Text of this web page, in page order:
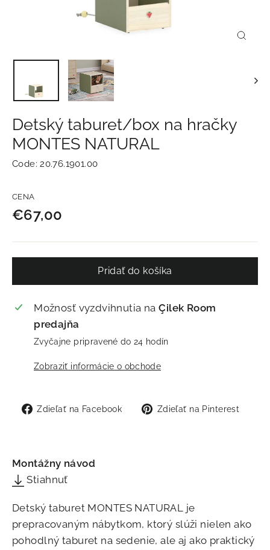
Detský taburet/box na hračky
MONTES NATURAL
Code:20.76.1901.00
Normálna
cena
CENA
€67,00
Pridať do košíka
Možnosť vyzdvihnutia naÇilek Room
predajňa
Zvyčajne pripravené do 24 hodín
Zobraziť informácie o obchode
Zdieľať na Facebook
ZdieľaťZdieľať na Pinterest
Montážny návod
Stiahnuť
Detský taburet MONTES NATURAL je
prepracovaným nábytkom, ktorý slúži nielen ako
pohodlný taburet na sedenie, ale aj ako praktický